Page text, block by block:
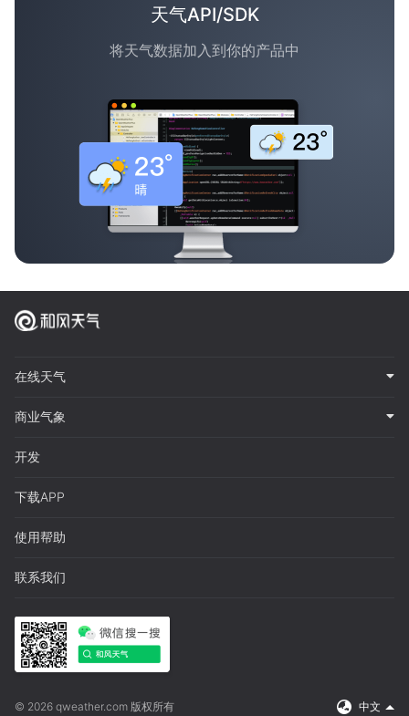
天气API/SDK
将天气数据加入到你的产品中
在线天气
商业气象
开发
下载APP
使用帮助
联系我们
© 2026 qweather.com 版权所有 中文